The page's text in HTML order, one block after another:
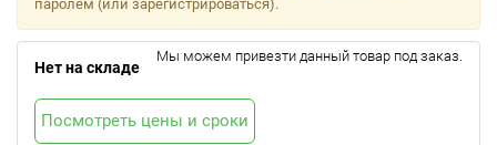
паролем (или зарегистрироваться).
Нет на складе
Мы можем привезти данный товар под заказ.
Посмотреть цены и сроки